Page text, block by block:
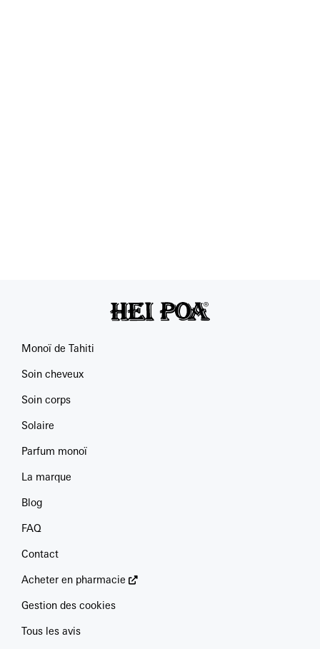
Monoï de Tahiti
Soin cheveux
Soin corps
Solaire
Parfum monoï
La marque
Blog
FAQ
Contact
Acheter en pharmacie
Gestion des cookies
Tous les avis